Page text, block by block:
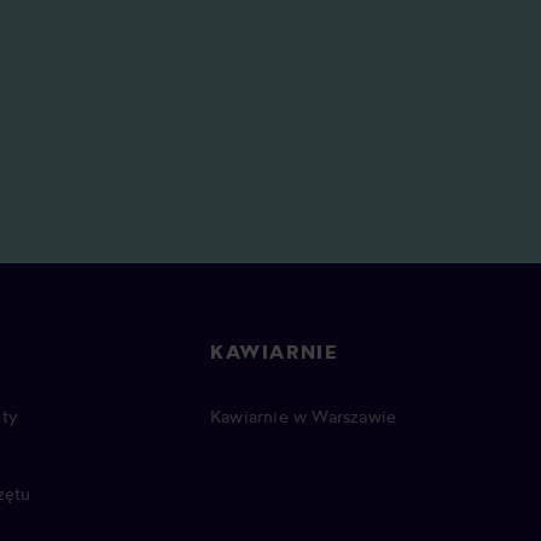
KAWIARNIE
Kawiarnie w Warszawie